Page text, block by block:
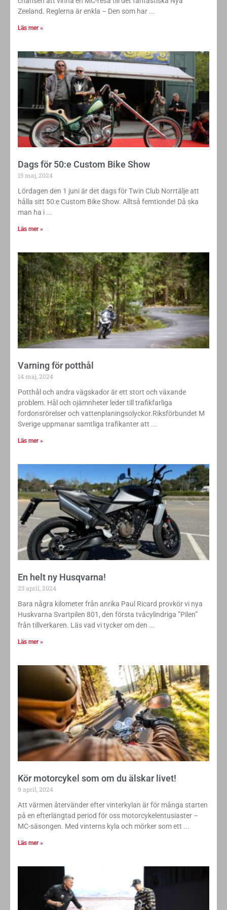
Zeeland. Reglerna är enkla – Den som har
Läs mer »
Dags för 50:e Custom Bike Show
15 maj, 2024
Lördagen den 1 juni är det dags för Twin Club Norrtälje att
hålla sitt 50:e Custom Bike Show. Alltså femtionde! Då ska
man ha i
Läs mer »
Varning för potthål
14 maj, 2024
Potthål och andra vägskador är ett stort och växande
problem. Hål och ojämnheter leder till trafikfarliga
fordonsrörelser och vattenplaningsolyckor.Riksförbundet M
Sverige uppmanar samtliga trafikanter att
Läs mer »
En helt ny Husqvarna!
23 april, 2024
Bara några kilometer från anrika Paul Ricard provkör vi nya
Huskvarna Svartpilen 801, den första tvåcylindriga ”Pilen”
från tillverkaren. Läs vad vi tycker om den
Läs mer »
Kör motorcykel som om du älskar livet!
9 april, 2024
Att värmen återvänder efter vinterkylan är för många starten
på en efterlängtad period för oss motorcykelentusiaster –
MC-säsongen. Med vinterns kyla och mörker som ett
Läs mer »